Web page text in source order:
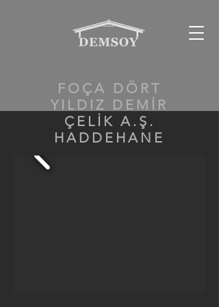
FOÇA DÖRT
YILDIZ DEMİR
ÇELİK A.Ş.
HADDEHANE